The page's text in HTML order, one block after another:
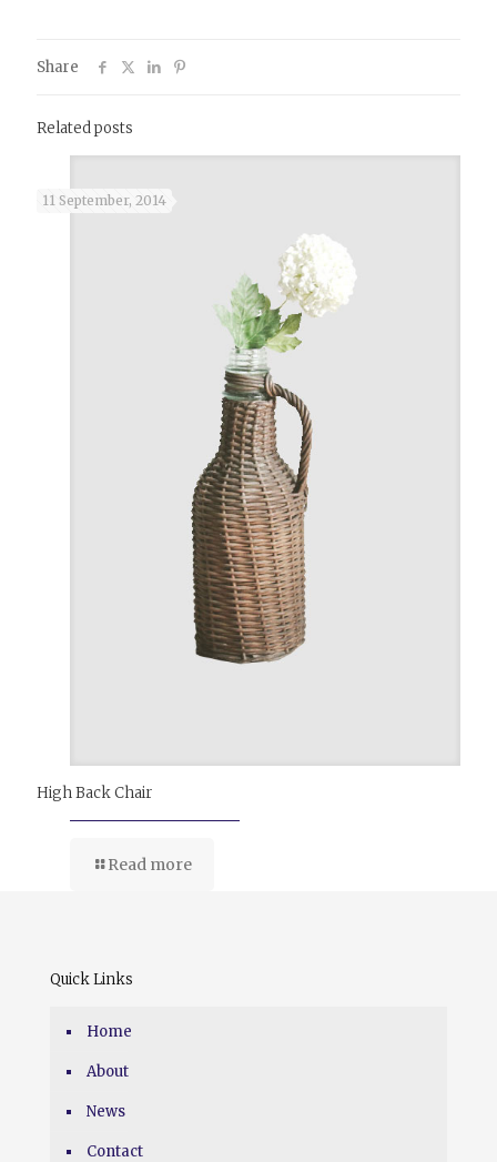
Share
Related posts
11 September, 2014
High Back Chair
Read more
Quick Links
Home
About
News
Contact